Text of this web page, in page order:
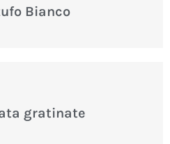
Bianco
gratinate